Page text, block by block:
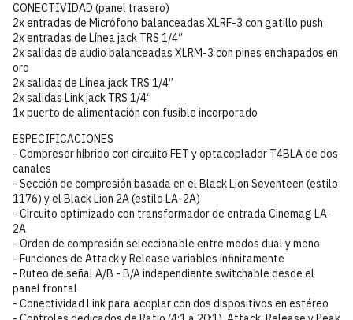
CONECTIVIDAD (panel trasero)
2x entradas de Micrófono balanceadas XLRF-3 con gatillo push
2x entradas de Línea jack TRS 1/4‘’
2x salidas de audio balanceadas XLRM-3 con pines enchapados en
oro
2x salidas de Línea jack TRS 1/4‘’
2x salidas Link jack TRS 1/4‘’
1x puerto de alimentación con fusible incorporado
ESPECIFICACIONES
- Compresor híbrido con circuito FET y optacoplador T4BLA de dos
canales
- Sección de compresión basada en el Black Lion Seventeen (estilo
1176) y el Black Lion 2A (estilo LA-2A)
- Circuito optimizado con transformador de entrada Cinemag LA-
2A
- Orden de compresión seleccionable entre modos dual y mono
- Funciones de Attack y Release variables infinitamente
- Ruteo de señal A/B - B/A independiente switchable desde el
panel frontal
- Conectividad Link para acoplar con dos dispositivos en estéreo